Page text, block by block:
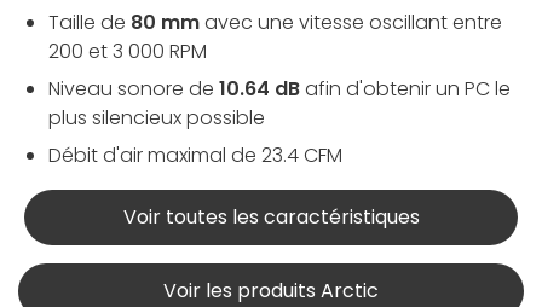
Taille de 80 mmavec une vitesse oscillant entre
200 et 3 000 RPM
Niveau sonore de 10.64 dBafin d'obtenir un PC le
plus silencieux possible
Débit d'air maximal de 23.4 CFM
Voir toutes les caractéristiques
Voir les produits Arctic